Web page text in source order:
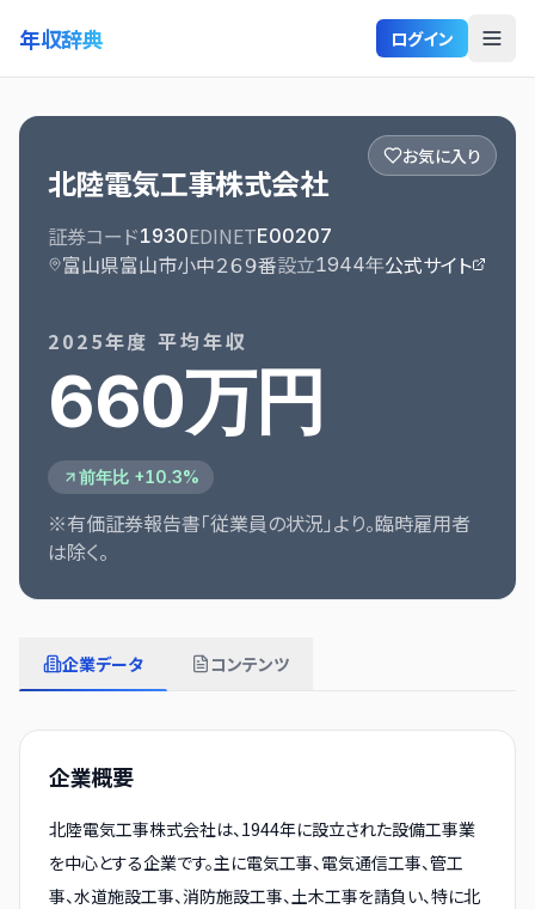
年収辞典 ログイン
お気に入り
北陸電気工事株式会社
証券コード1930EDINETE00207
富山県富山市小中２６９番設立1944年公式サイト
2025年度 平均年収
660万円
前年比 +10.3%
※有価証券報告書「従業員の状況」より。臨時雇用者
は除く。
企業データ コンテンツ
企業概要
北陸電気工事株式会社は、1944年に設立された設備工事業
を中心とする企業です。主に電気工事、電気通信工事、管工
事、水道施設工事、消防施設工事、土木工事を請負い、特に北